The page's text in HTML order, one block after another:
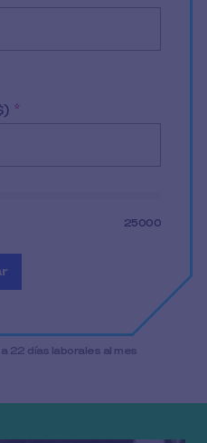
más de los
*
25000
datos de entrada
el resultado de la
22 días laborales al mes